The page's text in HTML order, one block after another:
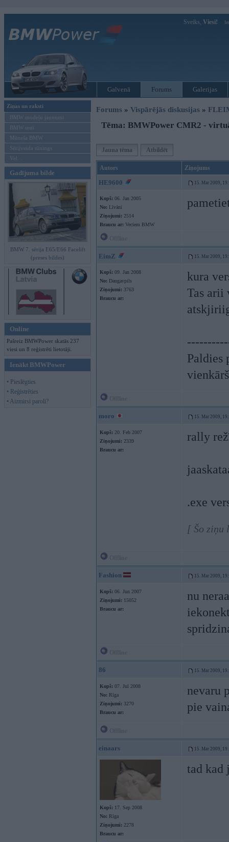
Sveiks, Viesi!
Galvenā Forums Galerijas
Ziņas un raksti
BMW modeļu jaunumi
BMW testi
Mēneša BMW
Sērijveida tūnings
Vel...
Gadījuma bilde
BMW 7. sērija E65/E66 Facelift
(preses bildes)
Online
Pašreiz BMWPower skatās 237
viesi un 8 reģistrēti lietotāji.
Ienākt BMWPower
• Pieslēgties
• Reģistrēties
• Aizmirsi paroli?
Forums » Vispārējās diskusijas »
Tēma: BMWPower CMR2 -
Jauna tēma Atbildēt
Autors Ziņojums
HE9600 15. Mar 2009,
Kopš: 06. Jan 2005
No: Līvāni
Ziņojumi: 2514
Braucu ar: Veciem BMW
EimZ 15. Mar 2009,
Kopš: 09. Jan 2008
No: Daugavpils
Ziņojumi: 3763
Braucu ar:
kura
Tas arii
Paldies
moro 15. Mar 2009,
Kopš: 20. Feb 2007
Ziņojumi: 2339
Braucu ar:
rally
.exe
[ Šo ziņu
Fashion 15. Mar 2009,
Kopš: 06. Jun 2007
Ziņojumi: 15052
Braucu ar:
nu
86 15. Mar 2009,
Kopš: 07. Jul 2008
No: Rīga
Ziņojumi: 3270
Braucu ar:
nevaru
pie
einaars 15. Mar 2009,
Kopš: 17. Sep 2008
No: Rīga
Ziņojumi: 2278
Braucu ar:
tad kad